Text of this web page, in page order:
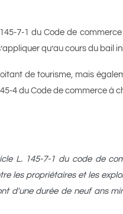
145-7-1 du Code de
qu’au cours du bail
de tourisme, mais
4 du Code de commerce à
L. 145-7-1 du code de
les propriétaires et les
d'une durée de neuf ans